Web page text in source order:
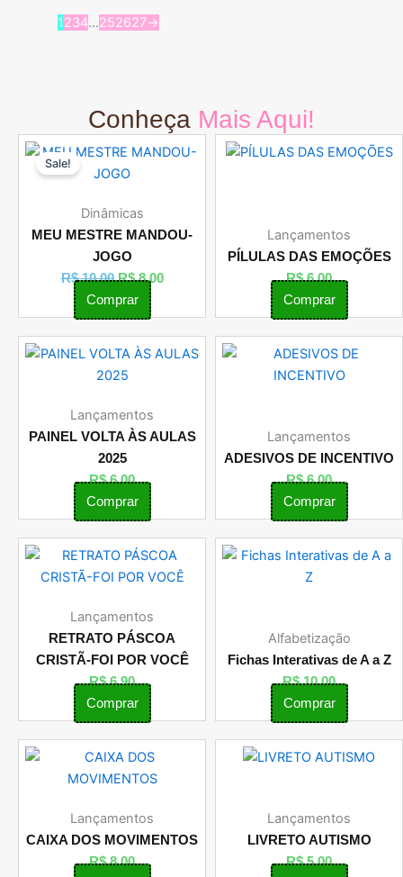
1234…252627→
Conheça Mais Aqui!
Sale!
Dinâmicas
MEU MESTRE MANDOU-
JOGO
R$10,00
O
preço
era:
R$ 10,00.
R$8,00
O
R$ 8,00.
Comprar
Lançamentos
PÍLULAS DAS EMOÇÕES
R$6,00
Comprar
Lançamentos
PAINEL VOLTA ÀS AULAS
2025
R$6,00
Comprar
Lançamentos
ADESIVOS DE INCENTIVO
R$6,00
Comprar
Lançamentos
RETRATO PÁSCOA
CRISTÃ-FOI POR VOCÊ
R$6,90
Comprar
Alfabetização
Fichas Interativas de A a Z
R$10,00
Comprar
Lançamentos
CAIXA DOS MOVIMENTOS
R$8,00
Lançamentos
LIVRETO AUTISMO
R$5,00